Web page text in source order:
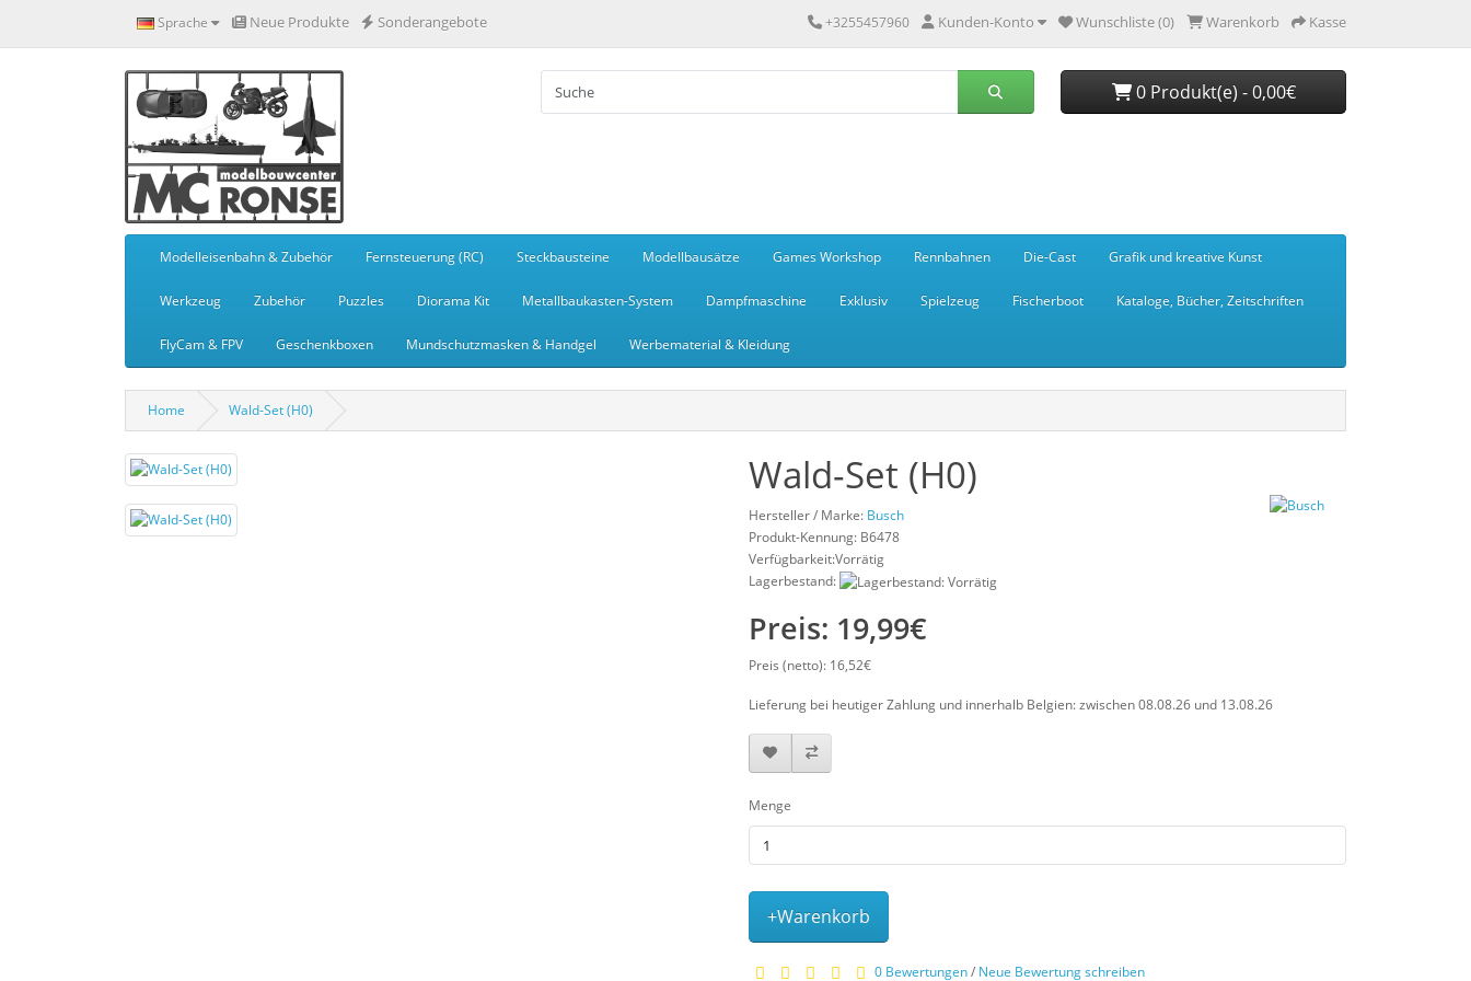
Sprache Neue Produkte Sonderangebote +3255457960 Kunden-Konto Wunschliste (0) Warenkorb Kasse
0 Produkt(e) - 0,00€
Modelleisenbahn & Zubehör Fernsteuerung (RC) Steckbausteine Modellbausätze Games Workshop Rennbahnen Die-Cast Grafik und kreative Kunst
Werkzeug Zubehör Puzzles Diorama Kit Metallbaukasten-System Dampfmaschine Exklusiv Spielzeug Fischerboot Kataloge, Bücher, Zeitschriften
FlyCam & FPV Geschenkboxen Mundschutzmasken & Handgel Werbematerial & Kleidung
Home Wald-Set (H0)
Wald-Set (H0)
Hersteller / Marke: Busch
Produkt-Kennung: B6478
Verfügbarkeit:Vorrätig
Lagerbestand:
Preis: 19,99€
Preis (netto): 16,52€
Lieferung bei heutiger Zahlung und innerhalb Belgien: zwischen 08.08.26 und 13.08.26
Menge
+Warenkorb
0 Bewertungen/ Neue Bewertung schreiben